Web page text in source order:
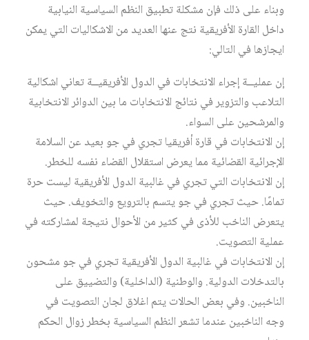
وبناء على ذلك فإن مشكلة تطبيق النظم السياسية النيابية
داخل القارة الأفريقية نتج عنها العديد من الاشكاليات التي يمكن
ايجازها في التالي:
إن عمليــة إجراء الانتخابات في الدول الأفريقيــة تعاني اشكالية
التلاعب والتزوير في نتائج الانتخابات ما بين الدوائر الانتخابية
والمرشحين على السواء.
إن الانتخابات في قارة أفريقيا تجري في جو بعيد عن السلامة
الإجرائية القضائية مما يعرض استقلال القضاء نفسه للخطر.
إن الانتخابات التي تجري في غالبية الدول الأفريقية ليست حرة
تمامًا. حيث تجري في جو يتسم بالترويع والتخويف. حيث
يتعرض الناخب للأذى في كثير من الأحوال نتيجة لمشاركته في
عملية التصويت.
إن الانتخابات في غالبية الدول الأفريقية تجري في جو مشحون
بالتدخلات الدولية. والوطنية (الداخلية) والتضييق على
الناخبين. وفي بعض الحالات يتم اغلاق لجان التصويت في
وجه الناخبين عندما تشعر النظم السياسية بخطر زوال الحكم